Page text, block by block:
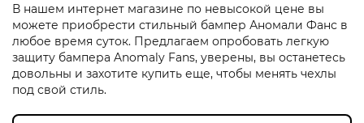
В нашем интернет магазине по невысокой цене вы
можете приобрести стильный бампер Аномали Фанс в
любое время суток. Предлагаем опробовать легкую
защиту бампера Anomaly Fans, уверены, вы останетесь
довольны и захотите купить еще, чтобы менять чехлы
под свой стиль.